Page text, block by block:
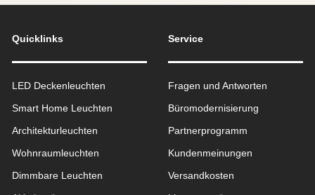
Quicklinks
LED Deckenleuchten
Smart Home Leuchten
Architekturleuchten
Wohnraum­leuchten
Dimmbare Leuchten
Service
Fragen und Antworten
Büromodernisierung
Partnerprogramm
Kundenmeinungen
Versandkosten